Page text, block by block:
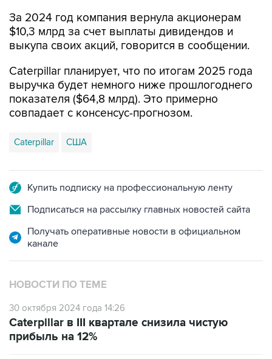
За 2024 год компания вернула акционерам
$10,3 млрд за счет выплаты дивидендов и
выкупа своих акций, говорится в сообщении.
Caterpillar планирует, что по итогам 2025 года
выручка будет немного ниже прошлогоднего
показателя ($64,8 млрд). Это примерно
совпадает с консенсус-прогнозом.
Caterpillar США
Купить подписку на профессиональную ленту
Подписаться на рассылку главных новостей сайта
Получать оперативные новости в официальном
канале
НОВОСТИ ПО ТЕМЕ
30 октября 2024 года 14:26
Caterpillar в III квартале снизила чистую
прибыль на 12%